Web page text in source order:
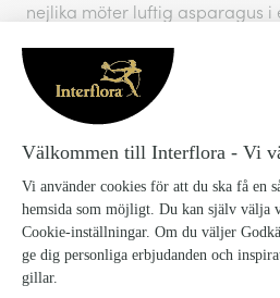
nejlika möter luftig asparagus i
förmedla värme, glädje och en
Vasen på bilderna ingår inte
Blomsorterna i buketten kan
floristens lokala sortiment.